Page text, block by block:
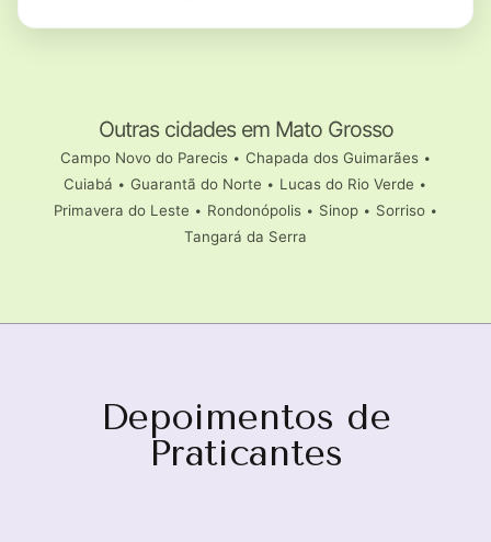
Outras cidades em Mato Grosso
Campo Novo do Parecis• Chapada dos Guimarães•
Cuiabá • Guarantã do Norte • Lucas do Rio Verde •
Primavera do Leste • Rondonópolis• Sinop• Sorriso•
Tangará da Serra
Depoimentos de
Praticantes